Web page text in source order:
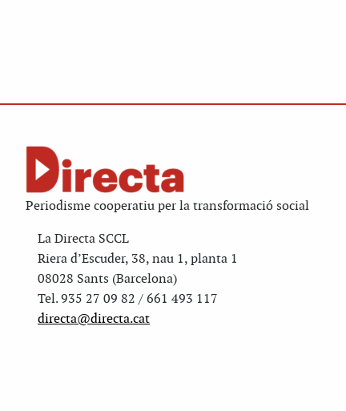
Periodisme cooperatiu per la transformació social
La Directa SCCL
Riera d’Escuder, 38, nau 1, planta 1
08028 Sants (Barcelona)
Tel. 935 27 09 82 / 661 493 117
directa@directa.cat